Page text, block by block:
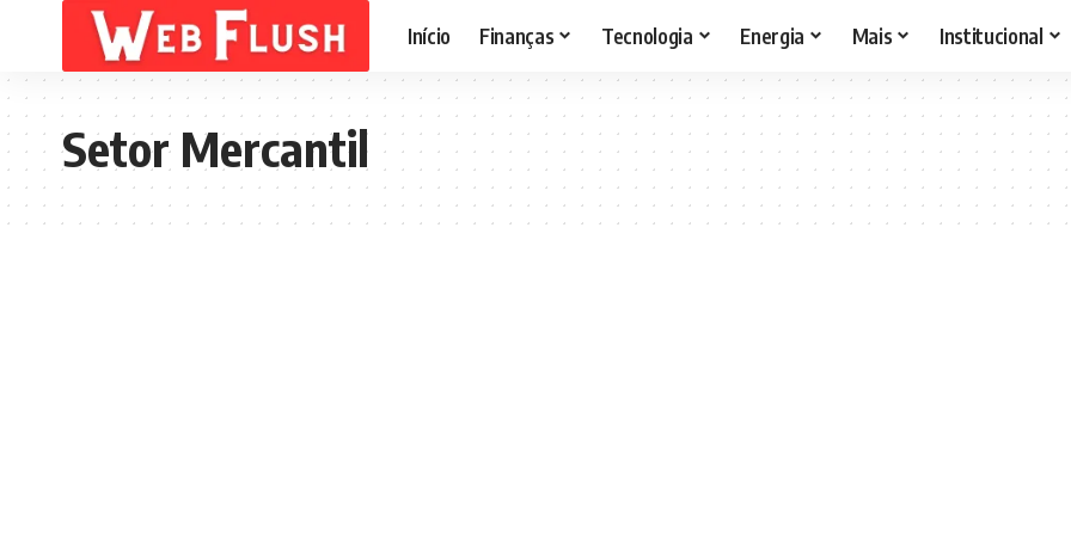
Início Finanças Tecnologia Energia Mais Institucional
Setor Mercantil